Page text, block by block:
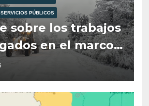
PÚBLICOS
sobre los trabajos
en el marco
Invierno.